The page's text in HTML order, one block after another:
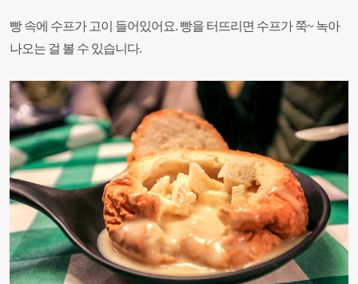
빵 속에 수프가 고이 들어있어요. 빵을 터뜨리면 수프가 쭉~ 녹아
나오는 걸 볼 수 있습니다.